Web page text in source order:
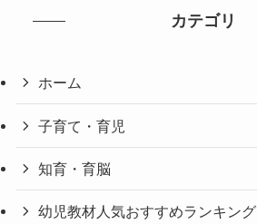
カテゴリ
ホーム
子育て・育児
知育・育脳
幼児教材人気おすすめランキング